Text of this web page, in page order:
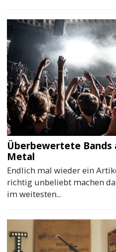
Überbewertete Bands
Metal
Endlich mal wieder ein
richtig unbeliebt machen
im weitesten...